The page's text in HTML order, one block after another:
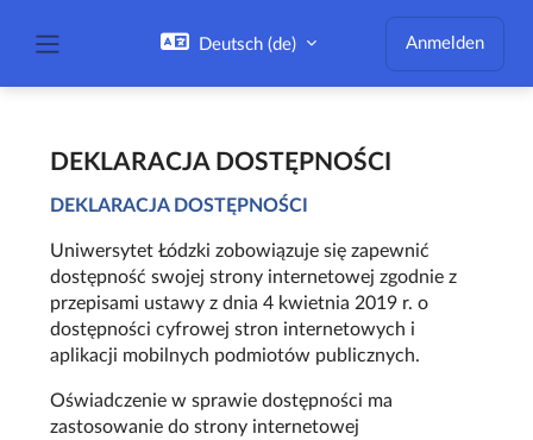
Deutsch ‎(de)‎ Anmelden
DEKLARACJA DOSTĘPNOŚCI
DEKLARACJA DOSTĘPNOŚCI
Uniwersytet Łódzki zobowiązuje się zapewnić
dostępność swojej strony internetowej zgodnie z
przepisami ustawy z dnia 4 kwietnia 2019 r. o
dostępności cyfrowej stron internetowych i
aplikacji mobilnych podmiotów publicznych.
Oświadczenie w sprawie dostępności ma
zastosowanie do strony internetowej